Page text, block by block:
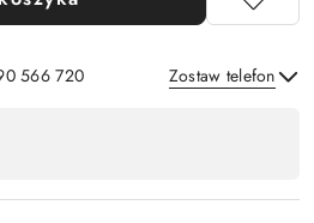
566 720 Zostaw telefon